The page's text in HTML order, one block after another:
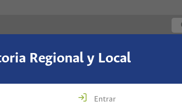
Regional y Local
Entrar